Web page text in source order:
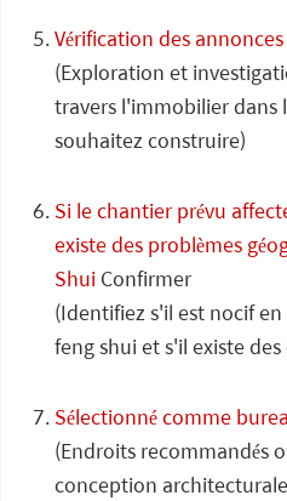
Vérification des
(Exploration et
travers l'immobilier dans
souhaitez construire)
Si le chantier prévu
existe des problèmes
Shui Confirmer
(Identifiez s'il est nocif
feng shui et s'il existe
Sélectionné comme
(Endroits recommandés
conception